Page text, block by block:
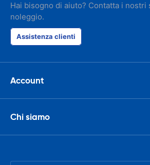
Hai bisogno di aiuto? Contatta i nostri
noleggio.
Assistenza clienti
Account
Chi siamo